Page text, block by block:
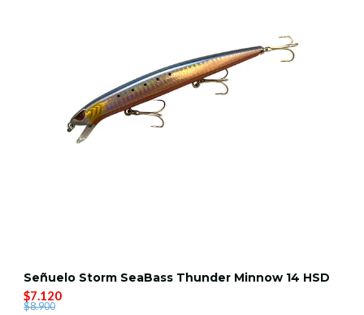
Señuelo Storm SeaBass Thunder Minnow 14 HSD
$7.120
$8.900